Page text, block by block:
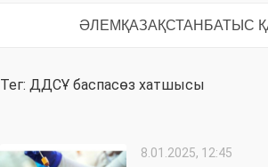
ӘЛЕМ ҚАЗАҚСТАН БАТЫС
Тег: ДДСҰ баспасөз хатшысы
8.01.2025, 12:45